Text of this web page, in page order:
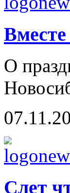
О
Слет